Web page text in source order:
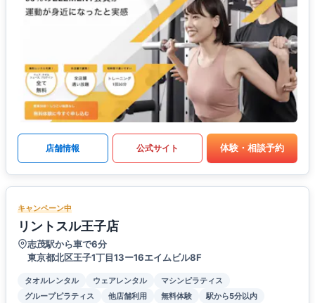
店舗情報 公式サイト 体験・相談予約
キャンペーン中
リントスル王子店
志茂駅から車で6分
東京都北区王子1丁目13ー16エイムビル8F
タオルレンタル ウェアレンタル
マシンピラティス
グループピラティス
他店舗利用 無料体験 駅から5分以内